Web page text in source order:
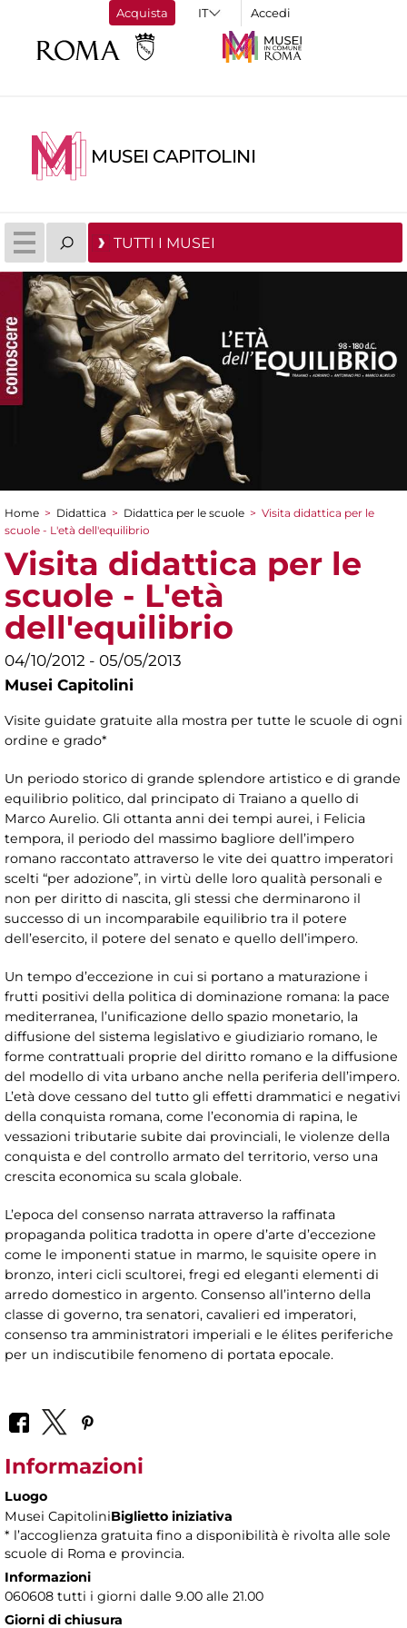
Acquista Accedi
MUSEI CAPITOLINI
TUTTI I MUSEI
Tu sei qui
Home > Didattica > Didattica per le scuole > Visita didattica per le
scuole - L'età dell'equilibrio
Visita didattica per le
scuole - L'età
dell'equilibrio
04/10/2012 - 05/05/2013
Musei Capitolini
Visite guidate gratuite alla mostra per tutte le scuole di ogni
ordine e grado*
Un periodo storico di grande splendore artistico e di grande
equilibrio politico, dal principato di Traiano a quello di
Marco Aurelio. Gli ottanta anni dei tempi aurei, i Felicia
tempora, il periodo del massimo bagliore dell’impero
romano raccontato attraverso le vite dei quattro imperatori
scelti “per adozione”, in virtù delle loro qualità personali e
non per diritto di nascita, gli stessi che derminarono il
successo di un incomparabile equilibrio tra il potere
dell’esercito, il potere del senato e quello dell’impero.
Un tempo d’eccezione in cui si portano a maturazione i
frutti positivi della politica di dominazione romana: la pace
mediterranea, l’unificazione dello spazio monetario, la
diffusione del sistema legislativo e giudiziario romano, le
forme contrattuali proprie del diritto romano e la diffusione
del modello di vita urbano anche nella periferia dell’impero.
L’età dove cessano del tutto gli effetti drammatici e negativi
della conquista romana, come l’economia di rapina, le
vessazioni tributarie subite dai provinciali, le violenze della
conquista e del controllo armato del territorio, verso una
crescita economica su scala globale.
L’epoca del consenso narrata attraverso la raffinata
propaganda politica tradotta in opere d’arte d’eccezione
come le imponenti statue in marmo, le squisite opere in
bronzo, interi cicli scultorei, fregi ed eleganti elementi di
arredo domestico in argento. Consenso all’interno della
classe di governo, tra senatori, cavalieri ed imperatori,
consenso tra amministratori imperiali e le élites periferiche
per un indiscutibile fenomeno di portata epocale.
Informazioni
Luogo
Musei CapitoliniBiglietto iniziativa
* l’accoglienza gratuita fino a disponibilità è rivolta alle sole
scuole di Roma e provincia.
Informazioni
060608 tutti i giorni dalle 9.00 alle 21.00
Giorni di chiusura